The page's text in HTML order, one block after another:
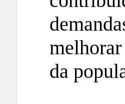
da